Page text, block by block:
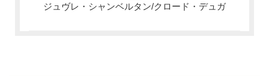
ジュヴレ・シャンベルタン/クロード・デュガ